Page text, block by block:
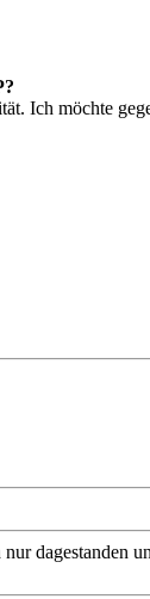
Ich möchte
dagestanden